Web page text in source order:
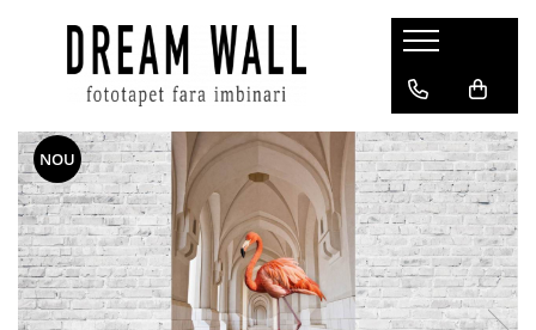
Fototapet fara imbinari
ExclusivArt
Abstract
Arhitectura
Fluid Art
Forme Geometrice
Fototapet 3D
NOU